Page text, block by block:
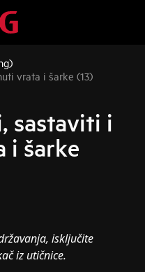
vrata i šarke (13)
sastaviti i
i šarke
isključite
iz utičnice.